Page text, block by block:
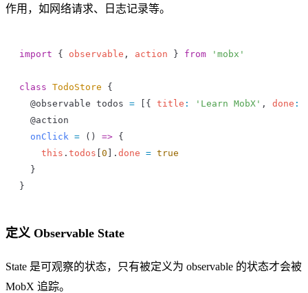
作用，如网络请求、日志记录等。
import { observable , action } from 'mobx'
class TodoStore {
  @
observable todos = [{ title : 'Learn MobX' , done :
  @
action
  onClick
= () => {
    this
. todos 0 ]. done = true
  }
}
定义 Observable State
State 是可观察的状态，只有被定义为 observable 的状态才会被
MobX 追踪。